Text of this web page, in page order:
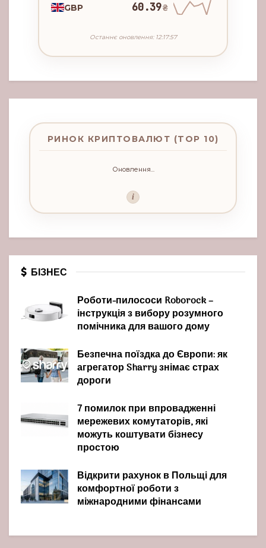
GBP 60.39₴
Останнє оновлення: 12:17:57
РИНОК КРИПТОВАЛЮТ (TOP 10)
Оновлення...
i
БІЗНЕС
Роботи-пилососи Roborock –
інструкція з вибору розумного
помічника для вашого дому
Безпечна поїздка до Європи: як
агрегатор Sharry знімає страх
дороги
7 помилок при впровадженні
мережевих комутаторів, які
можуть коштувати бізнесу
простою
Відкрити рахунок в Польщі для
комфортної роботи з
міжнародними фінансами